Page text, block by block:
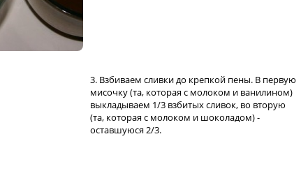
3. Взбиваем сливки до крепкой пены. В первую
мисочку (та, которая с молоком и ванилином)
выкладываем 1/3 взбитых сливок, во вторую
(та, которая с молоком и шоколадом) -
оставшуюся 2/3.